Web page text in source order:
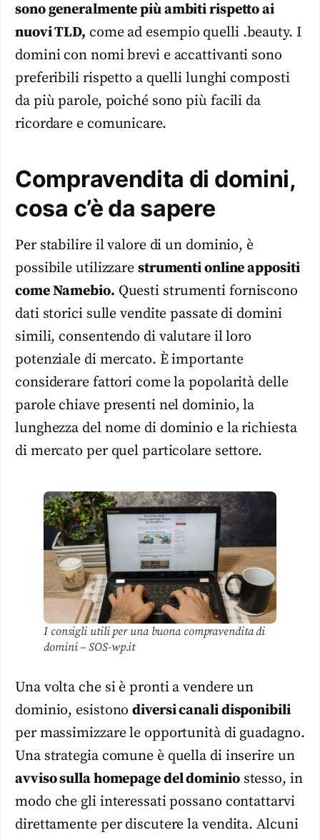
sono generalmente più ambiti rispetto ai
nuovi TLD, come ad esempio quelli .beauty. I
domini con nomi brevi e accattivanti sono
preferibili rispetto a quelli lunghi composti
da più parole, poiché sono più facili da
ricordare e comunicare.
Compravendita di domini,
cosa c’è da sapere
Per stabilire il valore di un dominio, è
possibile utilizzare strumenti online appositi
come Namebio. Questi strumenti forniscono
dati storici sulle vendite passate di domini
simili, consentendo di valutare il loro
potenziale di mercato. È importante
considerare fattori come la popolarità delle
parole chiave presenti nel dominio, la
lunghezza del nome di dominio e la richiesta
di mercato per quel particolare settore.
I consigli utili per una buona compravendita di
domini – SOS-wp.it
Una volta che si è pronti a vendere un
dominio, esistonodiversi canali disponibili
per massimizzare le opportunità di guadagno.
Una strategia comune è quella di inserire un
avviso sulla homepage del dominiostesso, in
modo che gli interessati possano contattarvi
direttamente per discutere la vendita. Alcuni